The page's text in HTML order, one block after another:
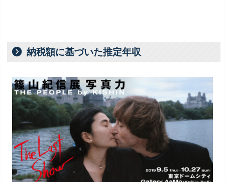
納税額に基づいた推定年収